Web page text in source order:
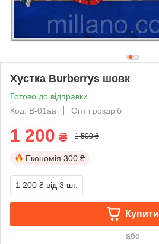
Хустка Burberrys шовк
Готово до відправки
Код: B-01aa
Опт і роздріб
1 200 ₴ 1 500 ₴
Економія 300 ₴
1 200 ₴ від 3 шт.
Купити
або